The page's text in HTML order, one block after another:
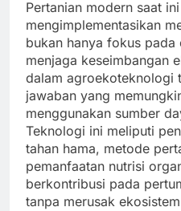
Pertanian modern saat
mengimplementasikan
bukan hanya fokus
menjaga keseimbangan
dalam agroekoteknologi
jawaban yang
menggunakan sumber
Teknologi ini meliputi
tahan hama, metode
pemanfaatan nutrisi
berkontribusi pada
tanpa merusak